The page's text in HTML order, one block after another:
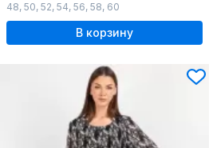
48, 50, 52, 54, 56, 58, 60
В корзину